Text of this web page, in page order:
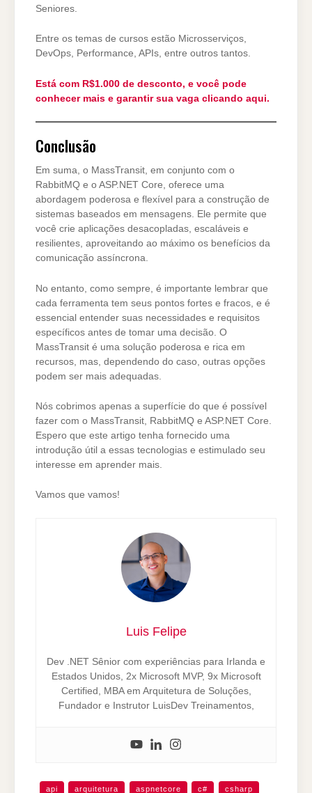
Seniores.
Entre os temas de cursos estão Microsserviços,
DevOps, Performance, APIs, entre outros tantos.
Está com R$1.000 de desconto, e você pode
conhecer mais e garantir sua vaga clicando aqui.
Conclusão
Em suma, o MassTransit, em conjunto com o
RabbitMQ e o ASP.NET Core, oferece uma
abordagem poderosa e flexível para a construção de
sistemas baseados em mensagens. Ele permite que
você crie aplicações desacopladas, escaláveis e
resilientes, aproveitando ao máximo os benefícios da
comunicação assíncrona.
No entanto, como sempre, é importante lembrar que
cada ferramenta tem seus pontos fortes e fracos, e é
essencial entender suas necessidades e requisitos
específicos antes de tomar uma decisão. O
MassTransit é uma solução poderosa e rica em
recursos, mas, dependendo do caso, outras opções
podem ser mais adequadas.
Nós cobrimos apenas a superfície do que é possível
fazer com o MassTransit, RabbitMQ e ASP.NET Core.
Espero que este artigo tenha fornecido uma
introdução útil a essas tecnologias e estimulado seu
interesse em aprender mais.
Vamos que vamos!
Luis Felipe
Dev .NET Sênior com experiências para Irlanda e
Estados Unidos, 2x Microsoft MVP, 9x Microsoft
Certified, MBA em Arquitetura de Soluções,
Fundador e Instrutor LuisDev Treinamentos,
api arquitetura aspnetcore c# csharp